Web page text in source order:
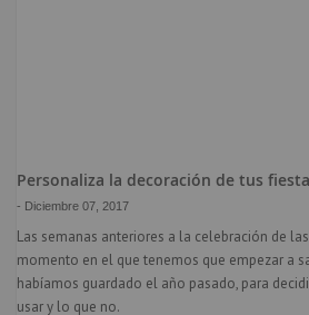
Personaliza la decoración de tus
- Diciembre 07, 2017
Las semanas anteriores a la celebración de las
momento en el que tenemos que empezar a
habíamos guardado el año pasado, para
usar y lo que no.